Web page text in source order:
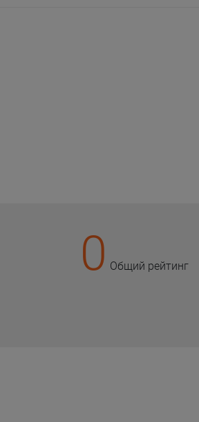
0 Общий рейтинг